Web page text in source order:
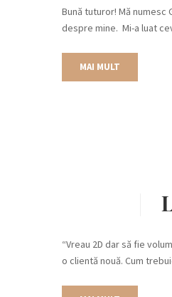
Bună tuturor! Mă numesc
despre mine. Mi-a luat
MAI MULT
“Vreau 2D dar să fie
o clientă nouă. Cum